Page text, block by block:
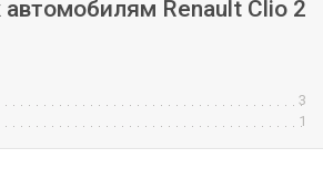
автомобилям Renault Clio 2
3
1